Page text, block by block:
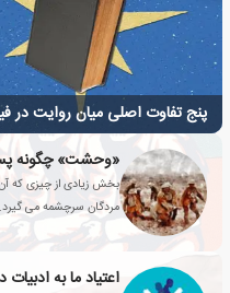
پنج تفاوت اصلی میان روایت در
«وحشت» چگونه
بخش زیادی از چیزی که
مردگان سرچشمه می گیرد.